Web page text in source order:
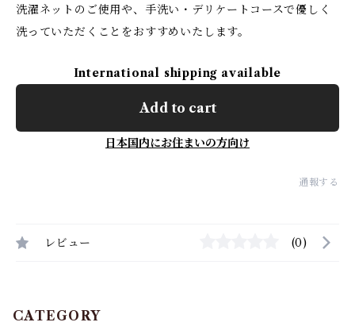
洗濯ネットのご使用や、手洗い・デリケートコースで優しく
洗っていただくことをおすすめいたします。
International shipping available
Add to cart
日本国内にお住まいの方向け
通報する
レビュー (0)
CATEGORY